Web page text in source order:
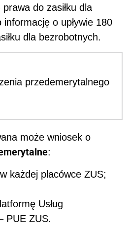
do zasiłku dla
informację o upływie 180
dla bezrobotnych.
przedemerytalnego
może wniosek o
:
każdej placówce ZUS;
Usług
PUE ZUS.